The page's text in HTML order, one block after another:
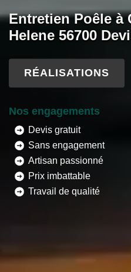
Entretien Poêle à
Helene 56700
RÉALISATIONS
Nos engagements
Devis gratuit
Sans engagement
Artisan passionné
Prix imbattable
Travail de qualité